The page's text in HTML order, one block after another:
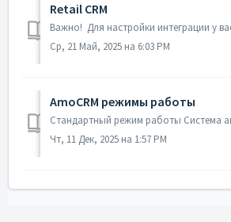
Retail CRM
Ср, 21 Май, 2025 на 6:03 PM
AmoCRM режимы работы
Чт, 11 Дек, 2025 на 1:57 PM